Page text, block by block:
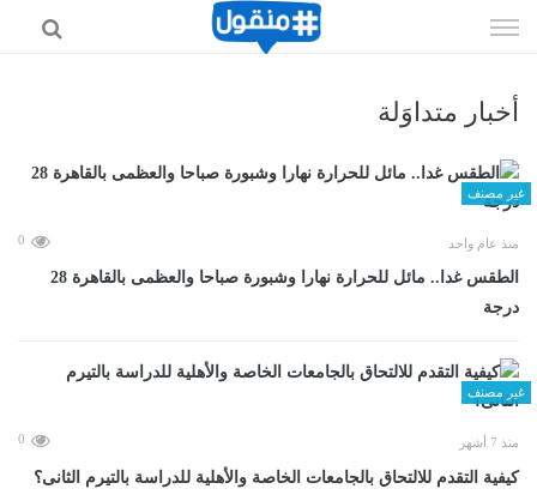
الى
أخبار متداوَلة
غير مصنف
منذ عام واحد 0
الطقس غدا.. مائل للحرارة نهارا وشبورة صباحا والعظمى بالقاهرة 28
درجة
غير مصنف
منذ 7 أشهر 0
كيفية التقدم للالتحاق بالجامعات الخاصة والأهلية للدراسة بالتيرم الثانى؟